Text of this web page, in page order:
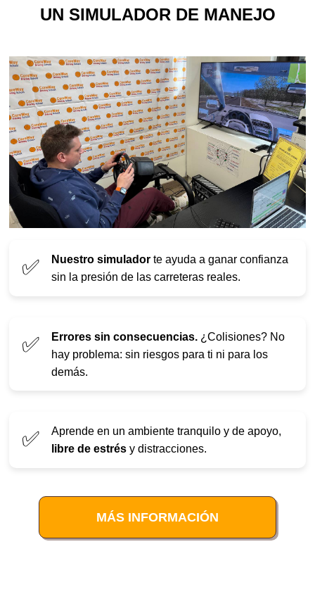
UN SIMULADOR DE MANEJO
✅ Nuestro simulador te ayuda a ganar confianza
sin la presión de las carreteras reales.
✅ Errores sin consecuencias. ¿Colisiones? No
hay problema: sin riesgos para ti ni para los
demás.
✅
Aprende en un ambiente tranquilo y de apoyo,
libre de estrés y distracciones.
MÁS INFORMACIÓN